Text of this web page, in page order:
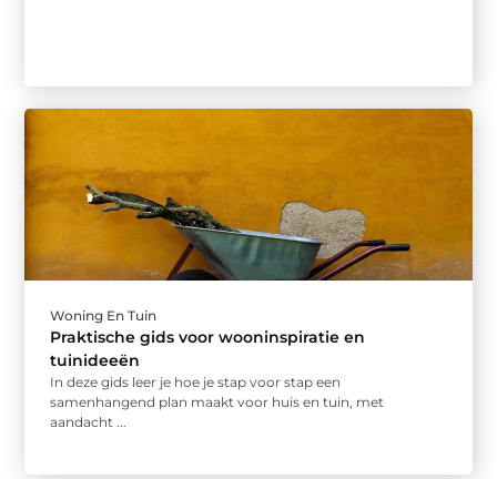
Woning En Tuin
Praktische gids voor wooninspiratie en
tuinideeën
In deze gids leer je hoe je stap voor stap een
samenhangend plan maakt voor huis en tuin, met
aandacht ...